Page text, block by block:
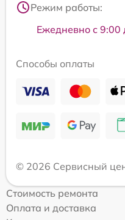
Режим работы:
Ежедневно с 9:00
Способы оплаты
© 2026 Сервисный
Стоимость ремонта
Оплата и доставка